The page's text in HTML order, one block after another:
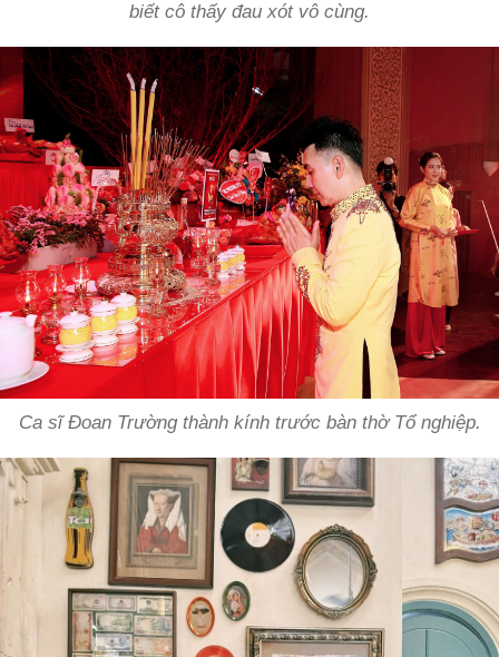
biết cô thấy đau xót vô cùng.
Ca sĩ Đoan Trường thành kính trước bàn thờ Tổ nghiệp.